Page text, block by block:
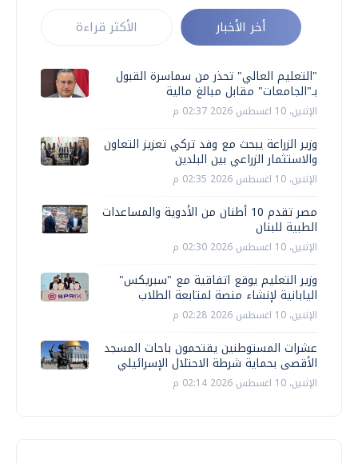
أخر الأخبار الأكثر قراءة
"التعليم العالي" تحذر من سماسرة القبول
بـ"الجامعات" مقابل مبالغ مالية
الإثنين، 10 اغسطس 2026 02:37 م
وزير الزراعة يبحث مع وفد تركي تعزيز التعاون
والاستثمار الزراعي بين البلدين
الإثنين، 10 اغسطس 2026 02:35 م
مصر تقدم 10 أطنان من الأدوية والمساعدات
الطبية للبنان
الإثنين، 10 اغسطس 2026 02:30 م
وزير التعليم يوقع اتفاقية مع "سبريكس"
اليابانية لإنشاء منصة لمتابعة الطلاب
الإثنين، 10 اغسطس 2026 02:28 م
عشرات المستوطنين يقتحمون باحات المسجد
الأقصى بحماية شرطة الاحتلال الإسرائيلي
الإثنين، 10 اغسطس 2026 02:14 م